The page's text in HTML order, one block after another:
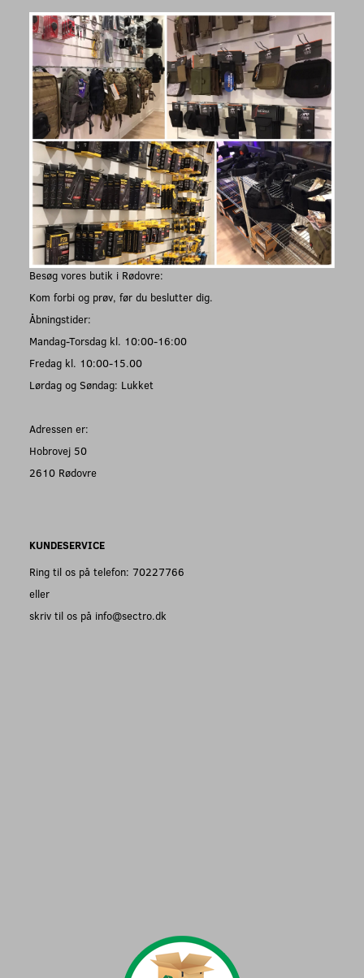
Besøg vores butik i Rødovre:
Kom forbi og prøv, før du beslutter dig.
Åbningstider:
Mandag-Torsdag kl. 10:00-16:00
Fredag kl. 10:00-15.00
Lørdag og Søndag: Lukket
Adressen er:
Hobrovej 50
2610 Rødovre
KUNDESERVICE
Ring til os på telefon: 70227766
eller
skriv til os på info@sectro.dk